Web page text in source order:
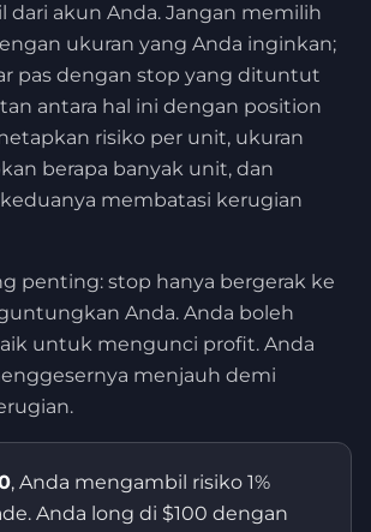
dari akun Anda. Jangan memilih
ukuran yang Anda inginkan;
pas dengan stop yang dituntut
antara hal ini dengan position
risiko per unit, ukuran
berapa banyak unit, dan
membatasi kerugian
penting: stop hanya bergerak ke
Anda. Anda boleh
untuk mengunci profit. Anda
menjauh demi
, Anda mengambil risiko 1%
Anda long di $100 dengan